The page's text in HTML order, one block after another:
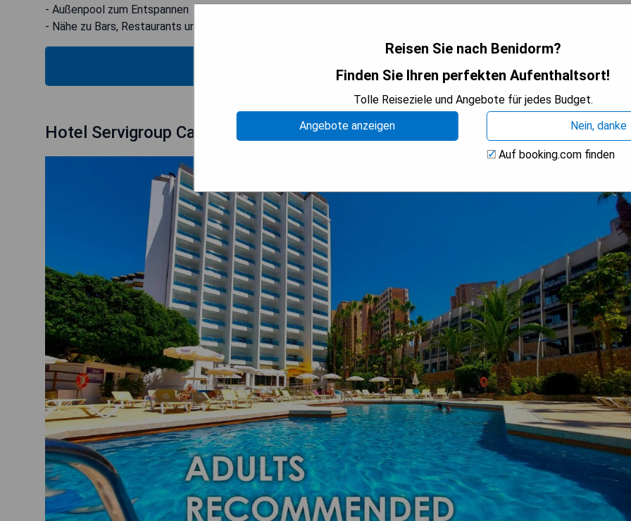
- Außenpool zum Entspannen
- Nähe zu Bars, Restaurants und Wassersportmöglichkeiten
Hotel Servigroup Castilla
Reisen Sie nach Benidorm?
Finden Sie Ihren perfekten Aufenthaltsort!
Tolle Reiseziele und Angebote für jedes Budget.
Angebote anzeigen
Nein, danke
Auf booking.com finden